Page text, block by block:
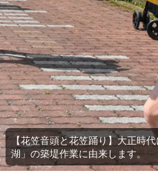
【花笠音頭と花笠踊り】大正時
湖」の築堤作業に由来します。